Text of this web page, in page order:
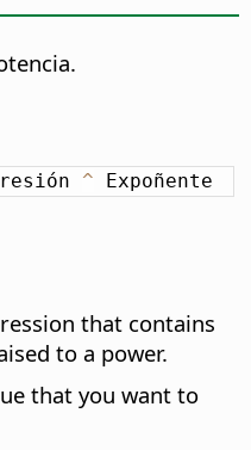
^ Expoñente
that contains
to a power.
that you want to